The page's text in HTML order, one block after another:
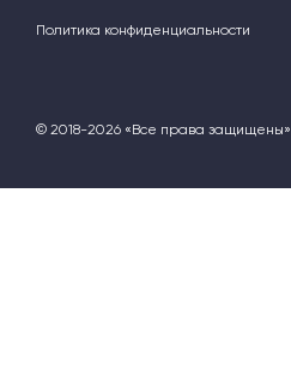
Политика конфиденциальности
© 2018-2026 «Все права защищены»